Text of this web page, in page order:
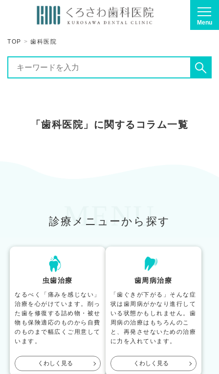
Menu
TOP 歯科医院
「歯科医院」に関するコラム一覧
MENU
診療メニューから探す
虫歯治療
なるべく「痛みを感じない」
治療を心がけています。削っ
た歯を修復する詰め物・被せ
物も保険適応のものから自費
のものまで幅広くご用意して
います。
くわしく見る
歯周病治療
「歯ぐきが下がる」そんな症
状は歯周病がかなり進行して
いる状態かもしれません。歯
周病の治療はもちろんのこ
と、再発させないための治療
に力を入れています。
くわしく見る